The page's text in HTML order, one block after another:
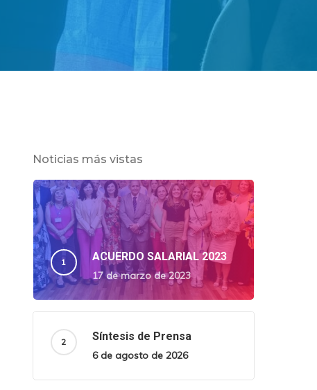
Noticias más vistas
ACUERDO SALARIAL 2023
17 de marzo de 2023
Síntesis de Prensa
6 de agosto de 2026